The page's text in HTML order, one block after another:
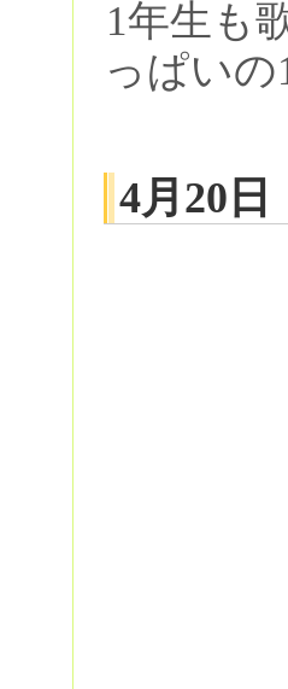
1年生も
っぱい
4月20